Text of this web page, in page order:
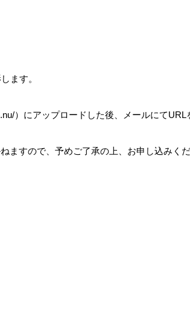
ます。
）にアップロードした後、メールにてURL
ますので、予めご了承の上、お申し込みく